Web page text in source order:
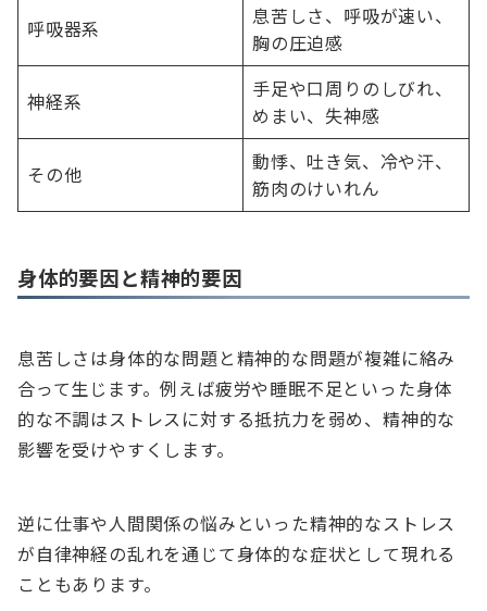
呼吸器系
息苦しさ、呼吸が速い、
胸の圧迫感
神経系
手足や口周りのしびれ、
めまい、失神感
その他
動悸、吐き気、冷や汗、
筋肉のけいれん
身体的要因と精神的要因
息苦しさは身体的な問題と精神的な問題が複雑に絡み
合って生じます。例えば疲労や睡眠不足といった身体
的な不調はストレスに対する抵抗力を弱め、精神的な
影響を受けやすくします。
逆に仕事や人間関係の悩みといった精神的なストレス
が自律神経の乱れを通じて身体的な症状として現れる
こともあります。